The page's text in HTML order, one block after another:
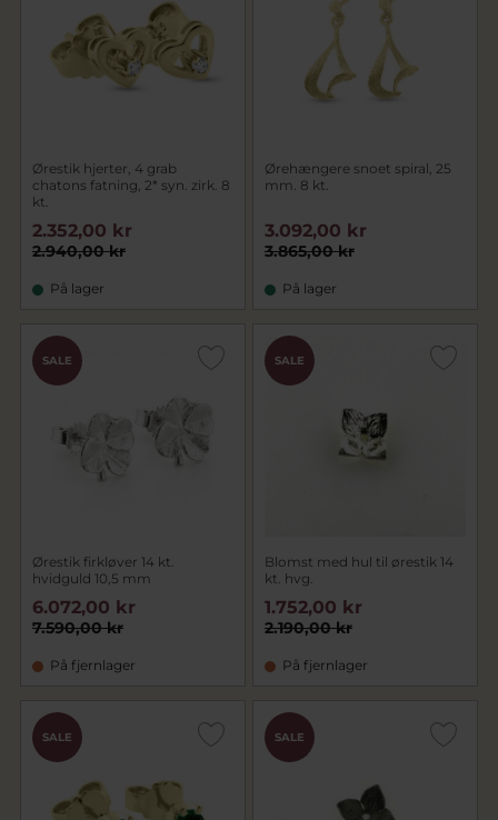
Ørestik hjerter, 4 grab
chatons fatning, 2* syn. zirk. 8
kt.
2.940,00 kr
2.352,00 kr
På lager
Ørehængere snoet spiral, 25
mm. 8 kt.
3.865,00 kr
3.092,00 kr
På lager
SALE
Ørestik firkløver 14 kt.
hvidguld 10,5 mm
7.590,00 kr
6.072,00 kr
På fjernlager
SALE
Blomst med hul til ørestik 14
kt. hvg.
2.190,00 kr
1.752,00 kr
På fjernlager
SALE SALE